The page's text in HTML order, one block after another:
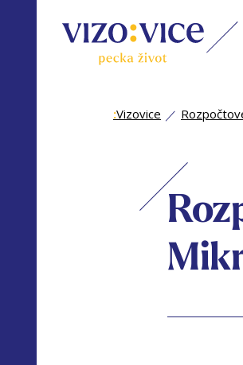
:Vizovice